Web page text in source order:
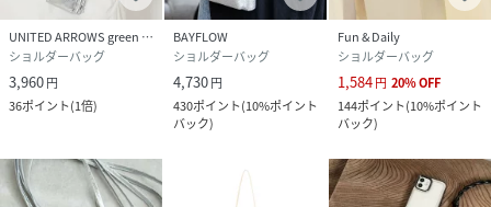
UNITED ARROWS green label relaxing
ショルダーバッグ
3,960円
36ポイント(1倍)
BAYFLOW
ショルダーバッグ
4,730円
430ポイント(10%ポイント
バック)
Fun & Daily
ショルダーバッグ
1,584円 20%OFF
144ポイント(10%ポイント
バック)